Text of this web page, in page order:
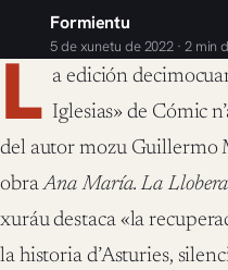
Formientu
5 de xunetu de 2022 · 2 min
L a edición
Iglesias» de Cómic
del autor mozu Guillermo
obraAna María. La Llobera
xuráu destaca «la
la historia d’Asturies,